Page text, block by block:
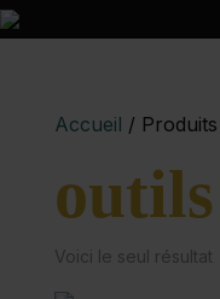
Accueil / Produits
Voici le seul résultat